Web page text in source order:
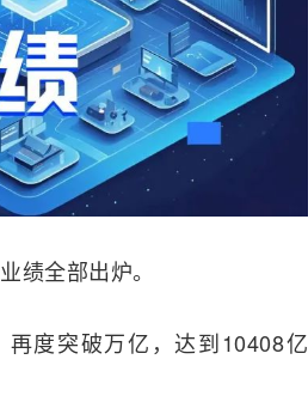
绩全部出炉。
度突破万亿，达到10408亿